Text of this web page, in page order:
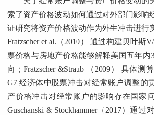
索了资产价格波动如何通过对外部门影响
证研究将资产价格波动作为外生冲击进行
Fratzscher et al.（2010） 通过构建贝叶斯
票价格与房地产价格能够解释美国五年内
向；Fratzscher &Straub （2009） 具体测
G7 经济体中股票冲击对经常账户调整的
产价格冲击对经常账户的影响存在国家
Guschanski & Stockhammer（2017）通过